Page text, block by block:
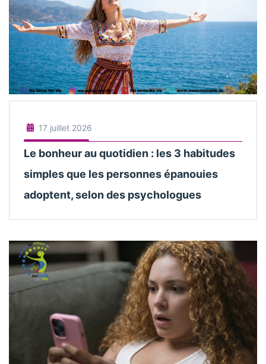
17 juillet 2026
Le bonheur au quotidien : les 3 habitudes
simples que les personnes épanouies
adoptent, selon des psychologues